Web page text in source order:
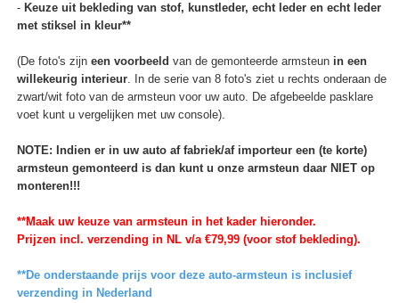
- Keuze uit bekleding van stof, kunstleder, echt leder en echt leder
met stiksel in kleur**
(De foto's zijn een voorbeeld van de gemonteerde armsteun in een
willekeurig interieur. In de serie van 8 foto's ziet u rechts onderaan de
zwart/wit foto van de armsteun voor uw auto. De afgebeelde pasklare
voet kunt u vergelijken met uw console).
NOTE: Indien er in uw auto af fabriek/af importeur een (te korte)
armsteun gemonteerd is dan kunt u onze armsteun daar NIET op
monteren!!!
**Maak uw keuze van armsteun in het kader hieronder.
Prijzen incl. verzending in NL v/a €79,99 (voor stof bekleding).
**De onderstaande prijs voor deze auto-armsteun is inclusief
verzending in Nederland